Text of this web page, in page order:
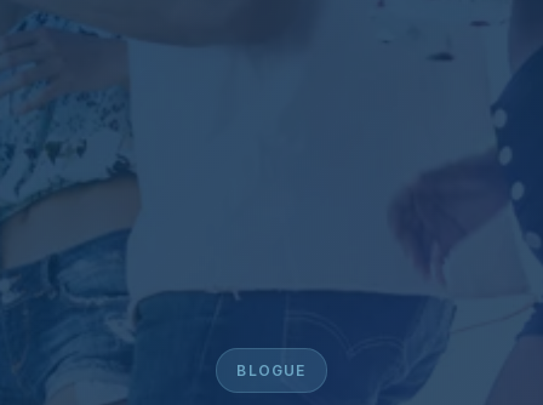
BLOGUE